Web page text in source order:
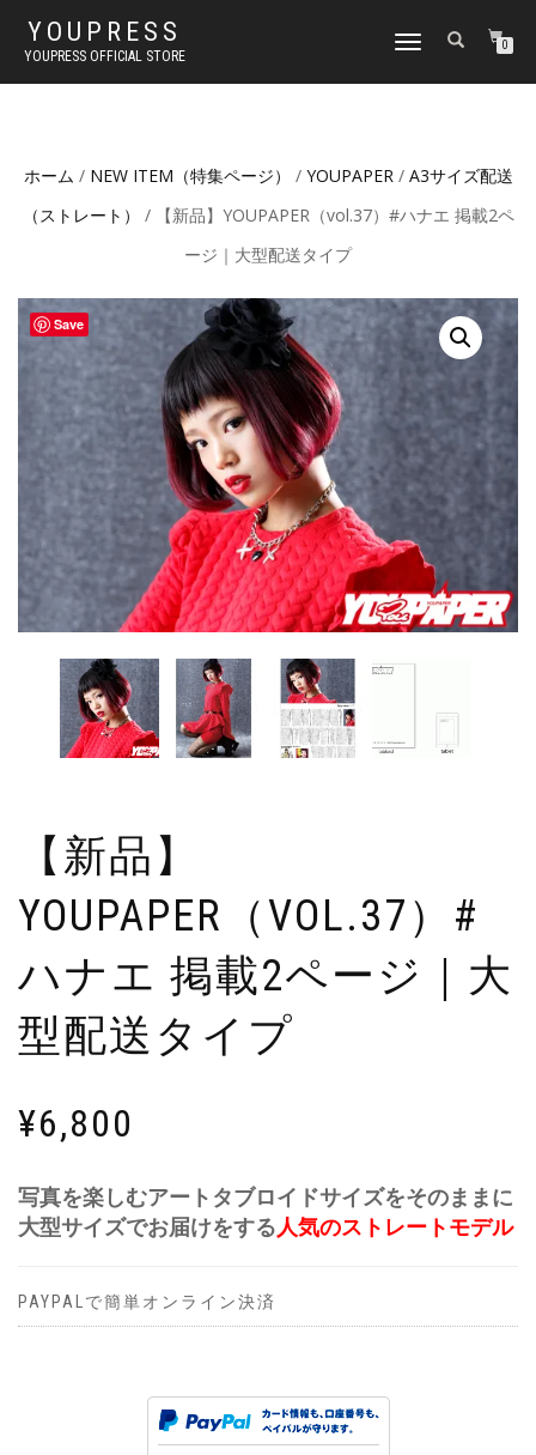
YOUPRESS
YOUPRESS OFFICIAL STORE
ナ
ゲ
ン
り
0
ホーム / NEW ITEM（特集ページ） / YOUPAPER/ A3サイズ配送
（ストレート）
/ 【新品】YOUPAPER（vol.37）#ハナエ 掲載2ペ
ージ｜大型配送タイプ
Save
【新品】
YOUPAPER（VOL.37）#
ハナエ 掲載2ページ｜大
型配送タイプ
¥6,800
写真を楽しむアートタブロイドサイズをそのままに
大型サイズでお届けをする人気のストレートモデル
PAYPALで簡単オンライン決済